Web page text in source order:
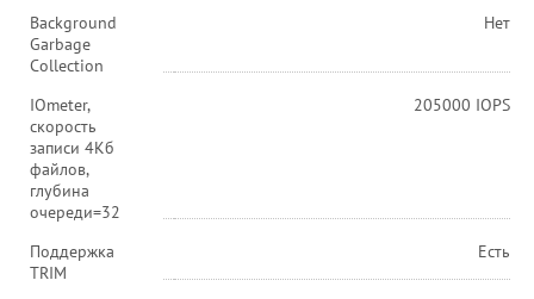
Background
Garbage
Collection
Нет
IOmeter,
скорость
записи 4Кб
файлов,
глубина
очереди=32
205000 IOPS
Поддержка
TRIM
Есть